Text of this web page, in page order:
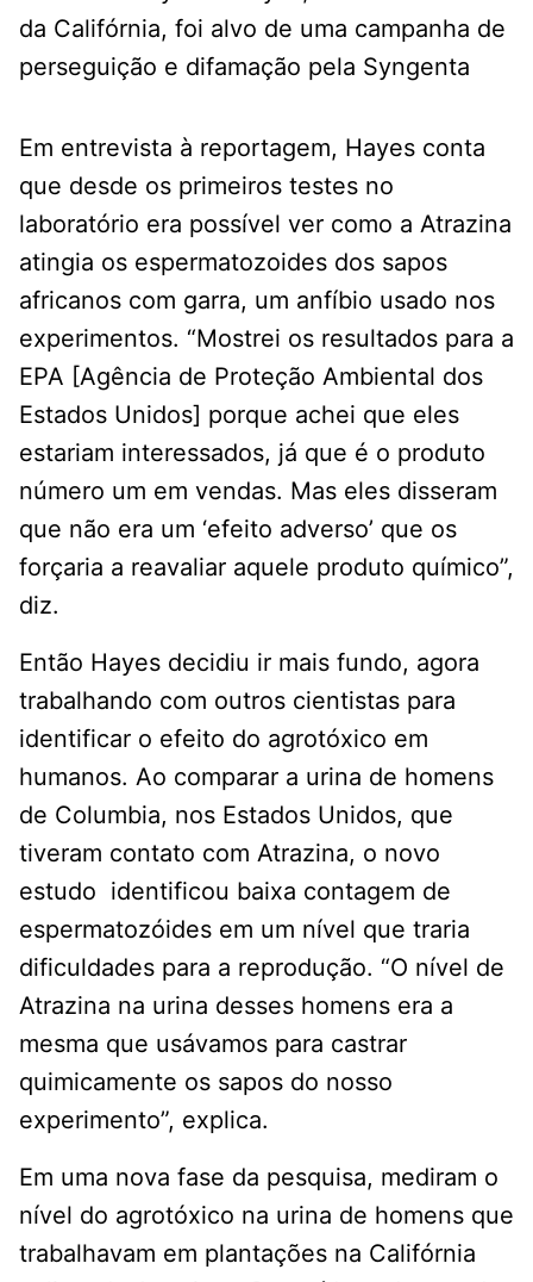
da Califórnia, foi alvo de uma campanha de
perseguição e difamação pela Syngenta
Em entrevista à reportagem, Hayes conta
que desde os primeiros testes no
laboratório era possível ver como a Atrazina
atingia os espermatozoides dos sapos
africanos com garra, um anfíbio usado nos
experimentos. “Mostrei os resultados para a
EPA [Agência de Proteção Ambiental dos
Estados Unidos] porque achei que eles
estariam interessados, já que é o produto
número um em vendas. Mas eles disseram
que não era um ‘efeito adverso’ que os
forçaria a reavaliar aquele produto químico”,
diz.
Então Hayes decidiu ir mais fundo, agora
trabalhando com outros cientistas para
identificar o efeito do agrotóxico em
humanos. Ao comparar a urina de homens
de Columbia, nos Estados Unidos, que
tiveram contato com Atrazina, o novo
estudo identificou baixa contagem de
espermatozóides em um nível que traria
dificuldades para a reprodução. “O nível de
Atrazina na urina desses homens era a
mesma que usávamos para castrar
quimicamente os sapos do nosso
experimento”, explica.
Em uma nova fase da pesquisa, mediram o
nível do agrotóxico na urina de homens que
trabalhavam em plantações na Califórnia